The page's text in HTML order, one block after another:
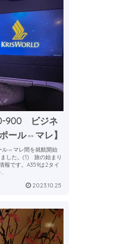
900 ビジネ
ール⇔マレ】
ル⇔マレ間を就航開始
ました。(1) 旅の始まり
報です。A359は2タイ
2023.10.25